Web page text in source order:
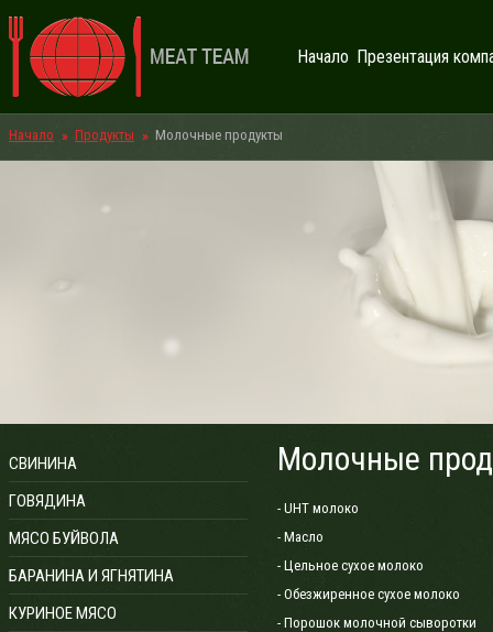
Начало Презентация
Начало Продукты Молочные продукты
Молочные
- UHT молоко
- Масло
- Цельное сухое молоко
- Обезжиренное сухое молоко
- Порошок молочной сыворотки
СВИНИНА
ГОВЯДИНА
МЯСО БУЙВОЛА
БАРАНИНА И ЯГНЯТИНА
КУРИНОЕ МЯСО